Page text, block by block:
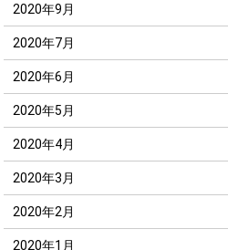
2020年9月
2020年7月
2020年6月
2020年5月
2020年4月
2020年3月
2020年2月
2020年1月